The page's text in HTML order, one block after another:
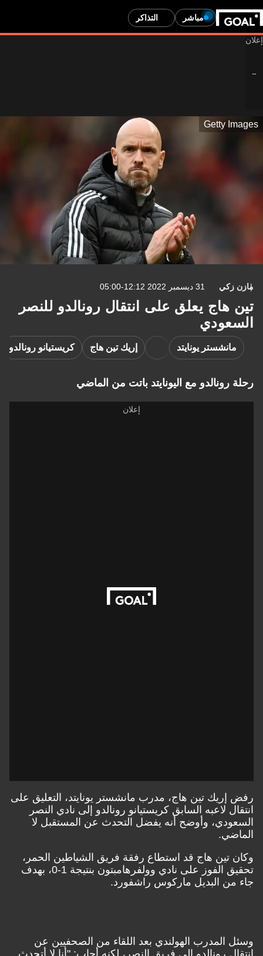
مباشر التذاكر
Getty Images
مازن زكي 31 ديسمبر 2022 12:12-05:00
تين هاج يعلق على انتقال رونالدو للنصر
السعودي
مانشستر يونايتد إريك تين هاج كريستيانو رونالدو
رحلة رونالدو مع اليونايتد باتت من الماضي
رفض إريك تين هاج، مدرب مانشستر يونايتد، التعليق على
انتقال لاعبه السابق كريستيانو رونالدو إلى نادي النصر
السعودي، وأوضح أنه يفضل التحدث عن المستقبل لا
الماضي.
وكان تين هاج قد استطاع رفقة فريق الشياطين الحمر،
تحقيق الفوز على نادي وولفرهامبتون بنتيجة 1-0، بهدف
جاء من البديل ماركوس راشفورد.
وسئل المدرب الهولندي بعد اللقاء من الصحفيين عن
انتقال رونالدو إلى فريق النصر، لكنه أجاب: "أنا لا أتحدث